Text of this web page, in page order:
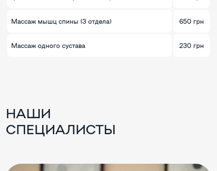
Массаж мышц спины (3 отдела) 650 грн
Массаж одного сустава 230 грн
НАШИ
СПЕЦИАЛИСТЫ